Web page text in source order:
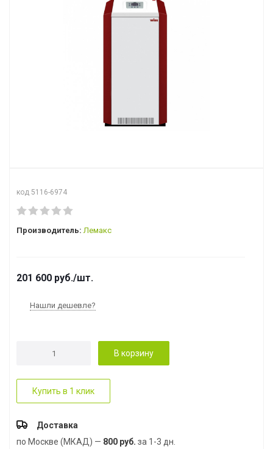
код 5116-6974
Производитель: Лемакс
201 600 руб./шт.
Нашли дешевле?
В корзину
Купить в 1 клик
Доставка
по Москве (МКАД) — 800 руб. за 1-3 дн.